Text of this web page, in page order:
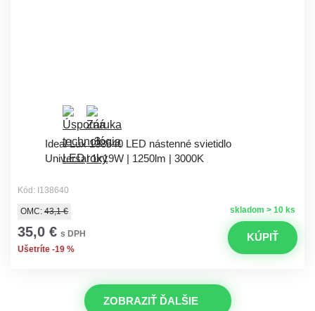
Ideal Lux 138640 LED nástenné svietidlo
Universal 1x19W | 1250lm | 3000K
Kód: I138640
skladom > 10 ks
OMC: 43,1 €
35,0 € s DPH
Ušetríte -19 %
KÚPIŤ
ZOBRAZIŤ ĎALŠIE